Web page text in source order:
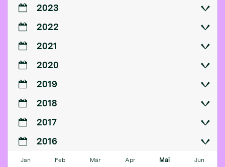
2023
2022
2021
2020
2019
2018
2017
2016
Jan Feb Mär Apr Mai Jun